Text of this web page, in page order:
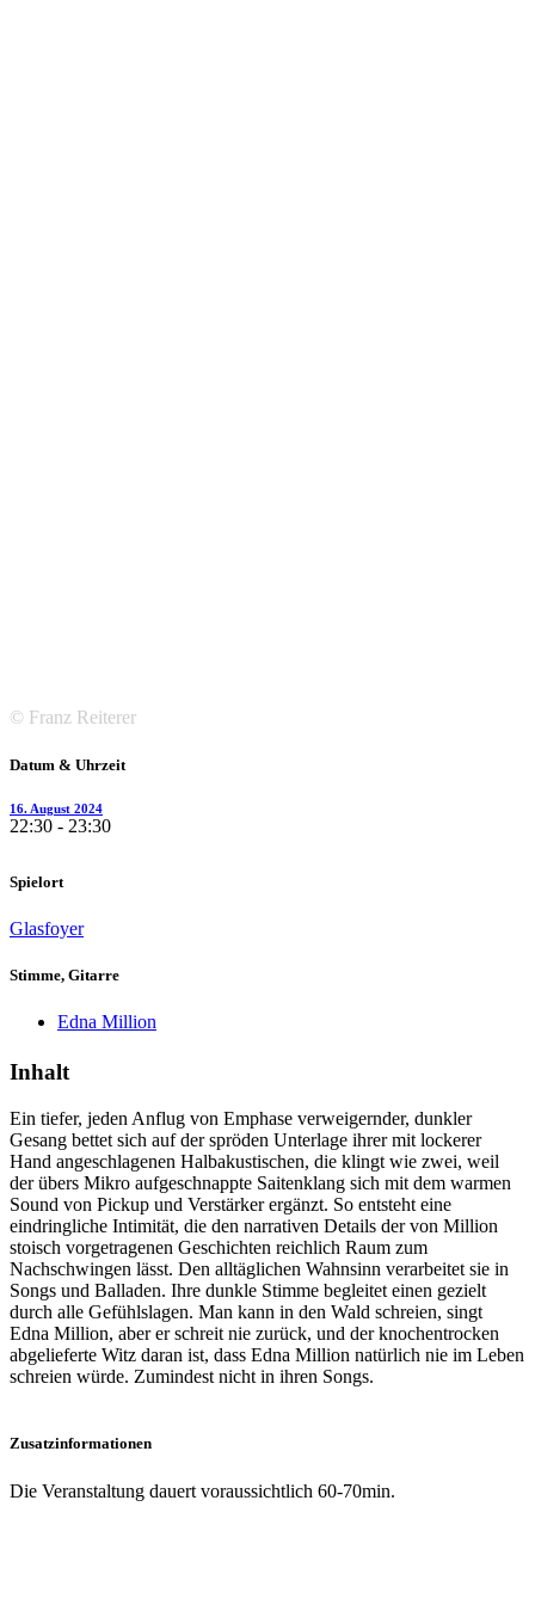
© Franz Reiterer
Datum & Uhrzeit
16. August 2024
22:30 - 23:30
Spielort
Glasfoyer
Stimme, Gitarre
Edna Million
Inhalt
Ein tiefer, jeden Anflug von Emphase verweigernder, dunkler
Gesang bettet sich auf der spröden Unterlage ihrer mit lockerer
Hand angeschlagenen Halbakustischen, die klingt wie zwei, weil
der übers Mikro aufgeschnappte Saitenklang sich mit dem warmen
Sound von Pickup und Verstärker ergänzt. So entsteht eine
eindringliche Intimität, die den narrativen Details der von Million
stoisch vorgetragenen Geschichten reichlich Raum zum
Nachschwingen lässt. Den alltäglichen Wahnsinn verarbeitet sie in
Songs und Balladen. Ihre dunkle Stimme begleitet einen gezielt
durch alle Gefühlslagen. Man kann in den Wald schreien, singt
Edna Million, aber er schreit nie zurück, und der knochentrocken
abgelieferte Witz daran ist, dass Edna Million natürlich nie im Leben
schreien würde. Zumindest nicht in ihren Songs.
Zusatzinformationen
Die Veranstaltung dauert voraussichtlich 60-70min.